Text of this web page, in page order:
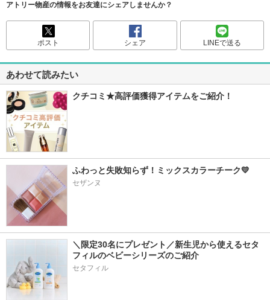
アトリー物産の情報をお友達にシェアしませんか？
ポスト シェア LINEで送る
あわせて読みたい
クチコミ★高評価獲得アイテムをご紹介！
ふわっと失敗知らず！ミックスカラーチーク💛
セザンヌ
＼限定30名にプレゼント／新生児から使えるセタ
フィルのベビーシリーズのご紹介
セタフィル